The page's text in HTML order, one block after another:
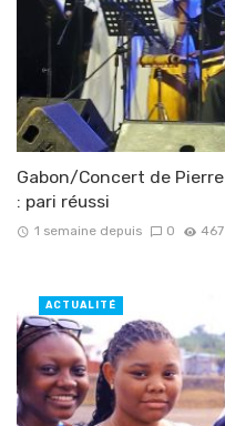
Gabon/Concert de
: pari réussi
1 semaine depuis 0
ACTUALITÉ